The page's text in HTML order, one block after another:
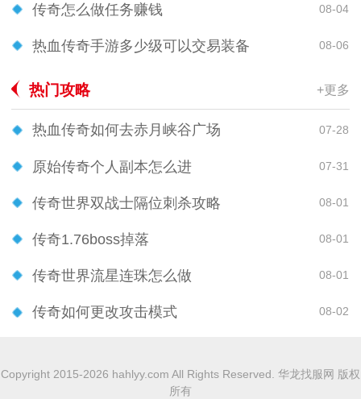
传奇怎么做任务赚钱 08-04
热血传奇手游多少级可以交易装备 08-06
热门攻略 +更多
热血传奇如何去赤月峡谷广场 07-28
原始传奇个人副本怎么进 07-31
传奇世界双战士隔位刺杀攻略 08-01
传奇1.76boss掉落 08-01
传奇世界流星连珠怎么做 08-01
传奇如何更改攻击模式 08-02
Copyright 2015-2026 hahlyy.com All Rights Reserved. 华龙找服网 版权
所有